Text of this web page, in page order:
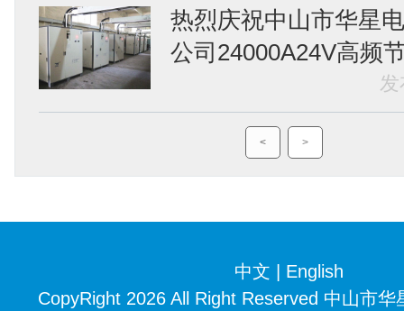
热烈庆祝中山市华星
公司24000A24V高频
< >
中文
English
CopyRight 2026 All Right Reserved 中山市华